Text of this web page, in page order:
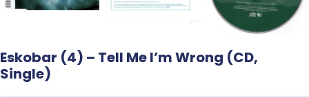
Eskobar (4) – Tell Me I’m Wrong (CD,
Single)